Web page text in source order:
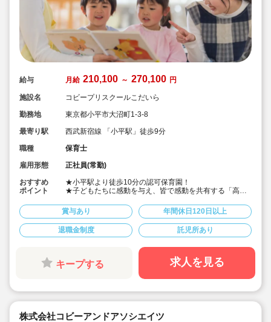
給与 月給 210,100 ～ 270,100 円
施設名
コビープリスクールこだいら
勤務地
東京都小平市大沼町1-3-8
最寄り駅
西武新宿線 「小平駅」徒歩9分
職種
保育士
雇用形態
正社員(常勤)
おすすめ
ポイント
★小平駅より徒歩10分の認可保育園！
★子どもたちに感動を与え、皆で感動を共有する「高品
★見る、聞く、味わう、触れるなど豊かな感性と互換が
育つように本物にこだわっています！
★コビープリスクールズ独自の「マトリクス保育」を行
っています！
賞与あり 年間休日120日以上
退職金制度 託児所あり
キープする 求人を見る
株式会社コビーアンドアソシエイツ